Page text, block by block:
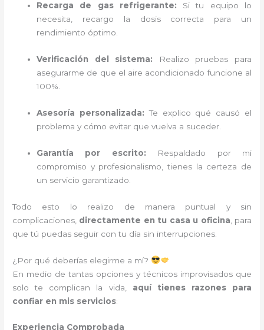
Recarga de gas refrigerante: Si tu equipo lo
necesita, recargo la dosis correcta para un
rendimiento óptimo.
Verificación del sistema: Realizo pruebas para
asegurarme de que el aire acondicionado funcione al
100%.
Asesoría personalizada: Te explico qué causó el
problema y cómo evitar que vuelva a suceder.
Garantía por escrito: Respaldado por mi
compromiso y profesionalismo, tienes la certeza de
un servicio garantizado.
Todo esto lo realizo de manera puntual y sin
complicaciones, directamente en tu casa u oficina , para
que tú puedas seguir con tu día sin interrupciones.
¿Por qué deberías elegirme a mí?
En medio de tantas opciones y técnicos improvisados que
solo te complican la vida, aquí tienes razones para
confiar en mis servicios:
Experiencia Comprobada